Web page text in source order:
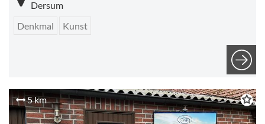
Dersum
Denkmal
Kunst
5 km